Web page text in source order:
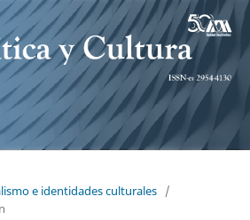
e identidades culturales /